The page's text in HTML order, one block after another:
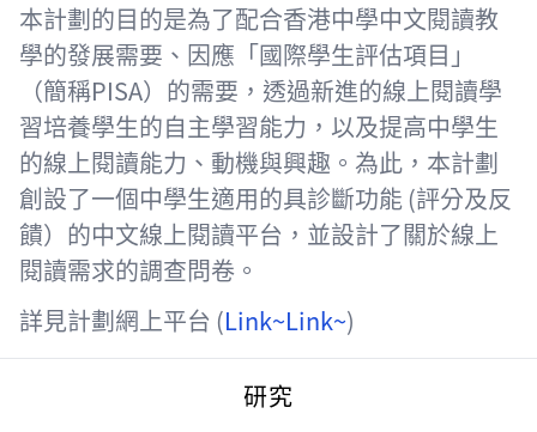
本計劃的目的是為了配合香港中學中文閱讀教
學的發展需要、因應「國際學生評估項目」
（簡稱PISA）的需要，透過新進的線上閱讀學
習培養學生的自主學習能力，以及提高中學生
的線上閱讀能力、動機與興趣。為此，本計劃
創設了一個中學生適用的具診斷功能 (評分及反
饋）的中文線上閱讀平台，並設計了關於線上
閱讀需求的調查問卷。
詳見計劃網上平台 (Link~Link~)
研究